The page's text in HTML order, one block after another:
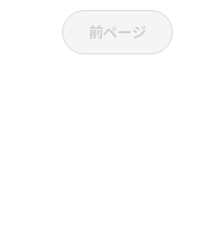
前ページ